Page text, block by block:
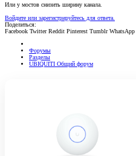
Или у мостов снизить ширину канала.
Войдите или зарегистрируйтесь для ответа.
Поделиться:
Facebook Twitter Reddit Pinterest Tumblr WhatsApp
Форумы
Разделы
UBIQUITI Общий форум